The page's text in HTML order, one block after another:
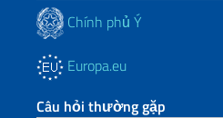
Chính phủ Ý
Europa.eu
Câu hỏi thường gặp